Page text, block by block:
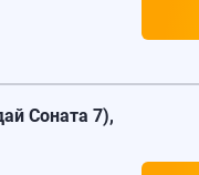
Соната 7),